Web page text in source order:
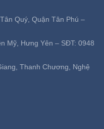
Quý, Quận Tân Phú –
Mỹ, Hưng Yên – SĐT: 0948
Thanh Chương, Nghệ